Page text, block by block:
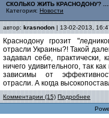
СКОЛЬКО ЖИТЬ КРАСНОДОНУ? ....
Категория: Новости
автор: krasnodon | 13-02-2013,
Краснодону грозит
отрасли Украины?! Такой
задавал себе,
ничего удивительного, так
зависимы от
отрасли. А когда
Комментарии (15) Подробнее